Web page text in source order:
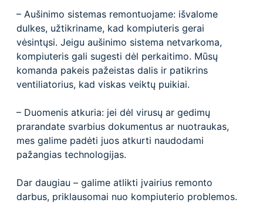
– Aušinimo sistemas remontuojame: išvalome
dulkes, užtikriname, kad kompiuteris gerai
vėsintųsi. Jeigu aušinimo sistema netvarkoma,
kompiuteris gali sugesti dėl perkaitimo. Mūsų
komanda pakeis pažeistas dalis ir patikrins
ventiliatorius, kad viskas veiktų puikiai.
– Duomenis atkuria: jei dėl virusų ar gedimų
prarandate svarbius dokumentus ar nuotraukas,
mes galime padėti juos atkurti naudodami
pažangias technologijas.
Dar daugiau – galime atlikti įvairius remonto
darbus, priklausomai nuo kompiuterio problemos.